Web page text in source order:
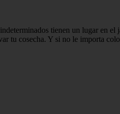
tienen un lugar en el
tu cosecha. Y si no le importa